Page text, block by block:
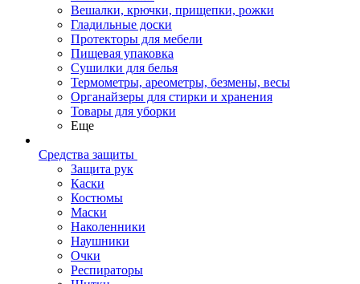
Вешалки, крючки, прищепки, рожки
Гладильные доски
Протекторы для мебели
Пищевая упаковка
Сушилки для белья
Термометры, ареометры, безмены, весы
Органайзеры для стирки и хранения
Товары для уборки
Еще
Средства защиты
Защита рук
Каски
Костюмы
Маски
Наколенники
Наушники
Очки
Респираторы